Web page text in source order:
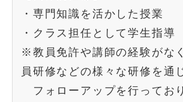
・専門知識を活かした授業
・クラス担任として学生指導
※教員免許や講師の経験がな
員研修などの様々な研修を通
フォローアップを行ってお